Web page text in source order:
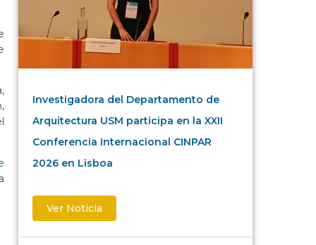
Investigadora del Departamento de
Arquitectura USM participa en la XXII
Conferencia Internacional CINPAR
2026 en Lisboa
Ver Noticia